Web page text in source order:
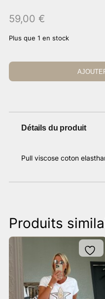
59,00 €
Plus que 1 en stock
Détails du produit
Pull viscose coton
Produits